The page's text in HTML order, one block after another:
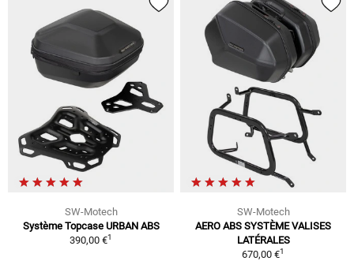
SW-Motech
Système Topcase URBAN ABS
390,00 €1
SW-Motech
AERO ABS SYSTÈME VALISES
LATÉRALES
670,00 €1